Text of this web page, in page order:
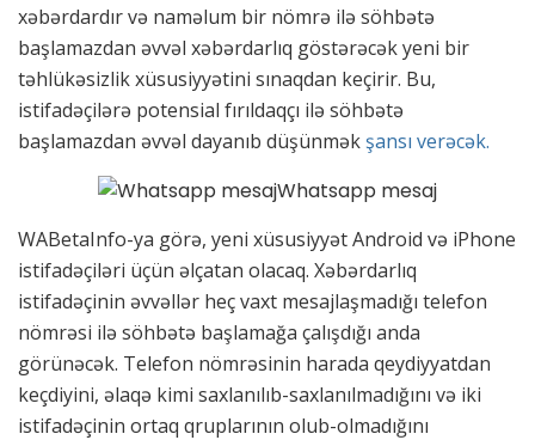
xəbərdardır və naməlum bir nömrə ilə söhbətə
başlamazdan əvvəl xəbərdarlıq göstərəcək yeni bir
təhlükəsizlik xüsusiyyətini sınaqdan keçirir. Bu,
istifadəçilərə potensial fırıldaqçı ilə söhbətə
başlamazdan əvvəl dayanıb düşünməkşansı verəcək.
WABetaInfo-ya görə, yeni xüsusiyyət Android və iPhone
istifadəçiləri üçün əlçatan olacaq. Xəbərdarlıq
istifadəçinin əvvəllər heç vaxt mesajlaşmadığı telefon
nömrəsi ilə söhbətə başlamağa çalışdığı anda
görünəcək. Telefon nömrəsinin harada qeydiyyatdan
keçdiyini, əlaqə kimi saxlanılıb-saxlanılmadığını və iki
istifadəçinin ortaq qruplarının olub-olmadığını